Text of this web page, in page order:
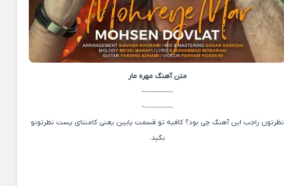
متن آهنگ مهره مار
————-
————-
نظرتون راجب این آهنگ چی بود؟ کافیه تو قسمت پایین یعنی کامنتای پست نظرتونو
بگید.